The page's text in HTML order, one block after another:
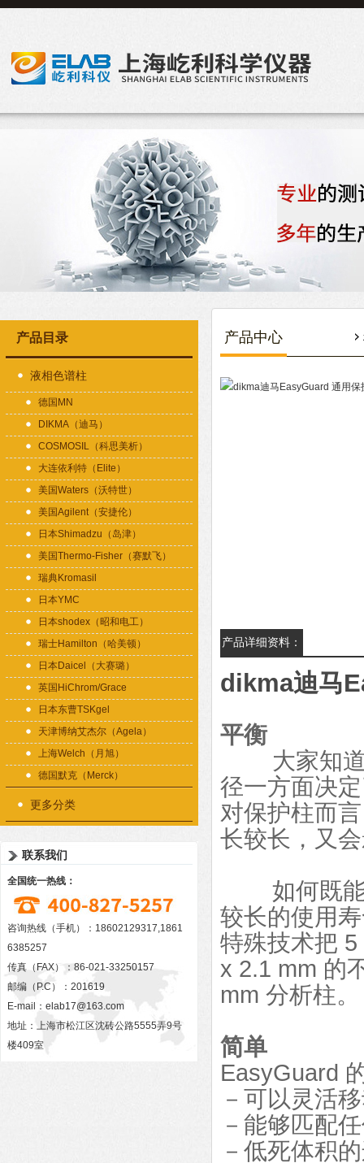
产品目录
液相色谱柱
德国MN
DIKMA（迪马）
COSMOSIL（科思美析）
大连依利特（Elite）
美国Waters（沃特世）
美国Agilent（安捷伦）
日本Shimadzu（岛津）
美国Thermo-Fisher（赛默飞）
瑞典Kromasil
日本YMC
日本shodex（昭和电工）
瑞士Hamilton（哈美顿）
日本Daicel（大赛璐）
英国HiChrom/Grace
日本东曹TSKgel
天津博纳艾杰尔（Agela）
上海Welch（月旭）
德国默克（Merck）
更多分类
联系我们
全国统一热线：
咨询热线（手机）：18602129317,1861
6385257
传真（FAX）：86-021-33250157
邮编（P.C）：201619
E-mail： elab17@163.com
地址：上海市松江区沈砖公路5555弄9号
楼409室
产品中心
产品详细资料：
dikma迪马
平衡
大家知道
径一方面决
对保护柱而
长较长，又
如何既能
较长的使用
特殊技术把
x 2.1 mm 的
mm 分析柱。
简单
EasyGuard
－可以灵活
－能够匹配
－低死体积